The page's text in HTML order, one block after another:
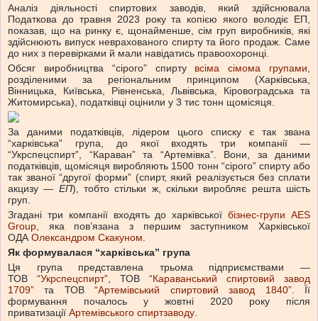
Аналіз діяльності спиртових заводів, який здійснювала
Податкова до травня 2023 року та копією якого володіє ЕП,
показав, що на ринку є, щонайменше, сім груп виробників, які
здійснюють випуск неврахованого спирту та його продаж. Саме
до них з перевірками й мали навідатись правоохоронці.
Обсяг виробництва “сірого” спирту всіма сімома групами,
розділеними за регіональним принципом (Харківська,
Вінницька, Київська, Рівненська, Львівська, Кіровоградська та
Житомирська), податківці оцінили у 3 тис тонн щомісяця.
За даними податківців, лідером цього списку є так звана
“харківська” група, до якої входять три компанії —
“Укрспецспирт”, “Караван” та “Артемівка”. Вони, за даними
податківців, щомісяця виробляють 1500 тонн “сірого” спирту або
так званої “другої форми” (спирт, який реалізується без сплати
акцизу — ЕП), тобто стільки ж, скільки виробляє решта шість
груп.
Згадані три компанії входять до харківськоїбізнес-групи AES
Group, яка пов’язана з першим заступником Харківської
ОДАОлександром Скакуном.
Як формувалася “харківська” група
Ця група представлена трьома підприємствами —
ТОВ “Укрспецспирт”, ТОВ “Караванський спиртовий завод
1709” та ТОВ“Артемівський спиртовий завод 1840”. Її
формування почалось у жовтні 2020 року після
приватизації Артемівського спиртзаводу.